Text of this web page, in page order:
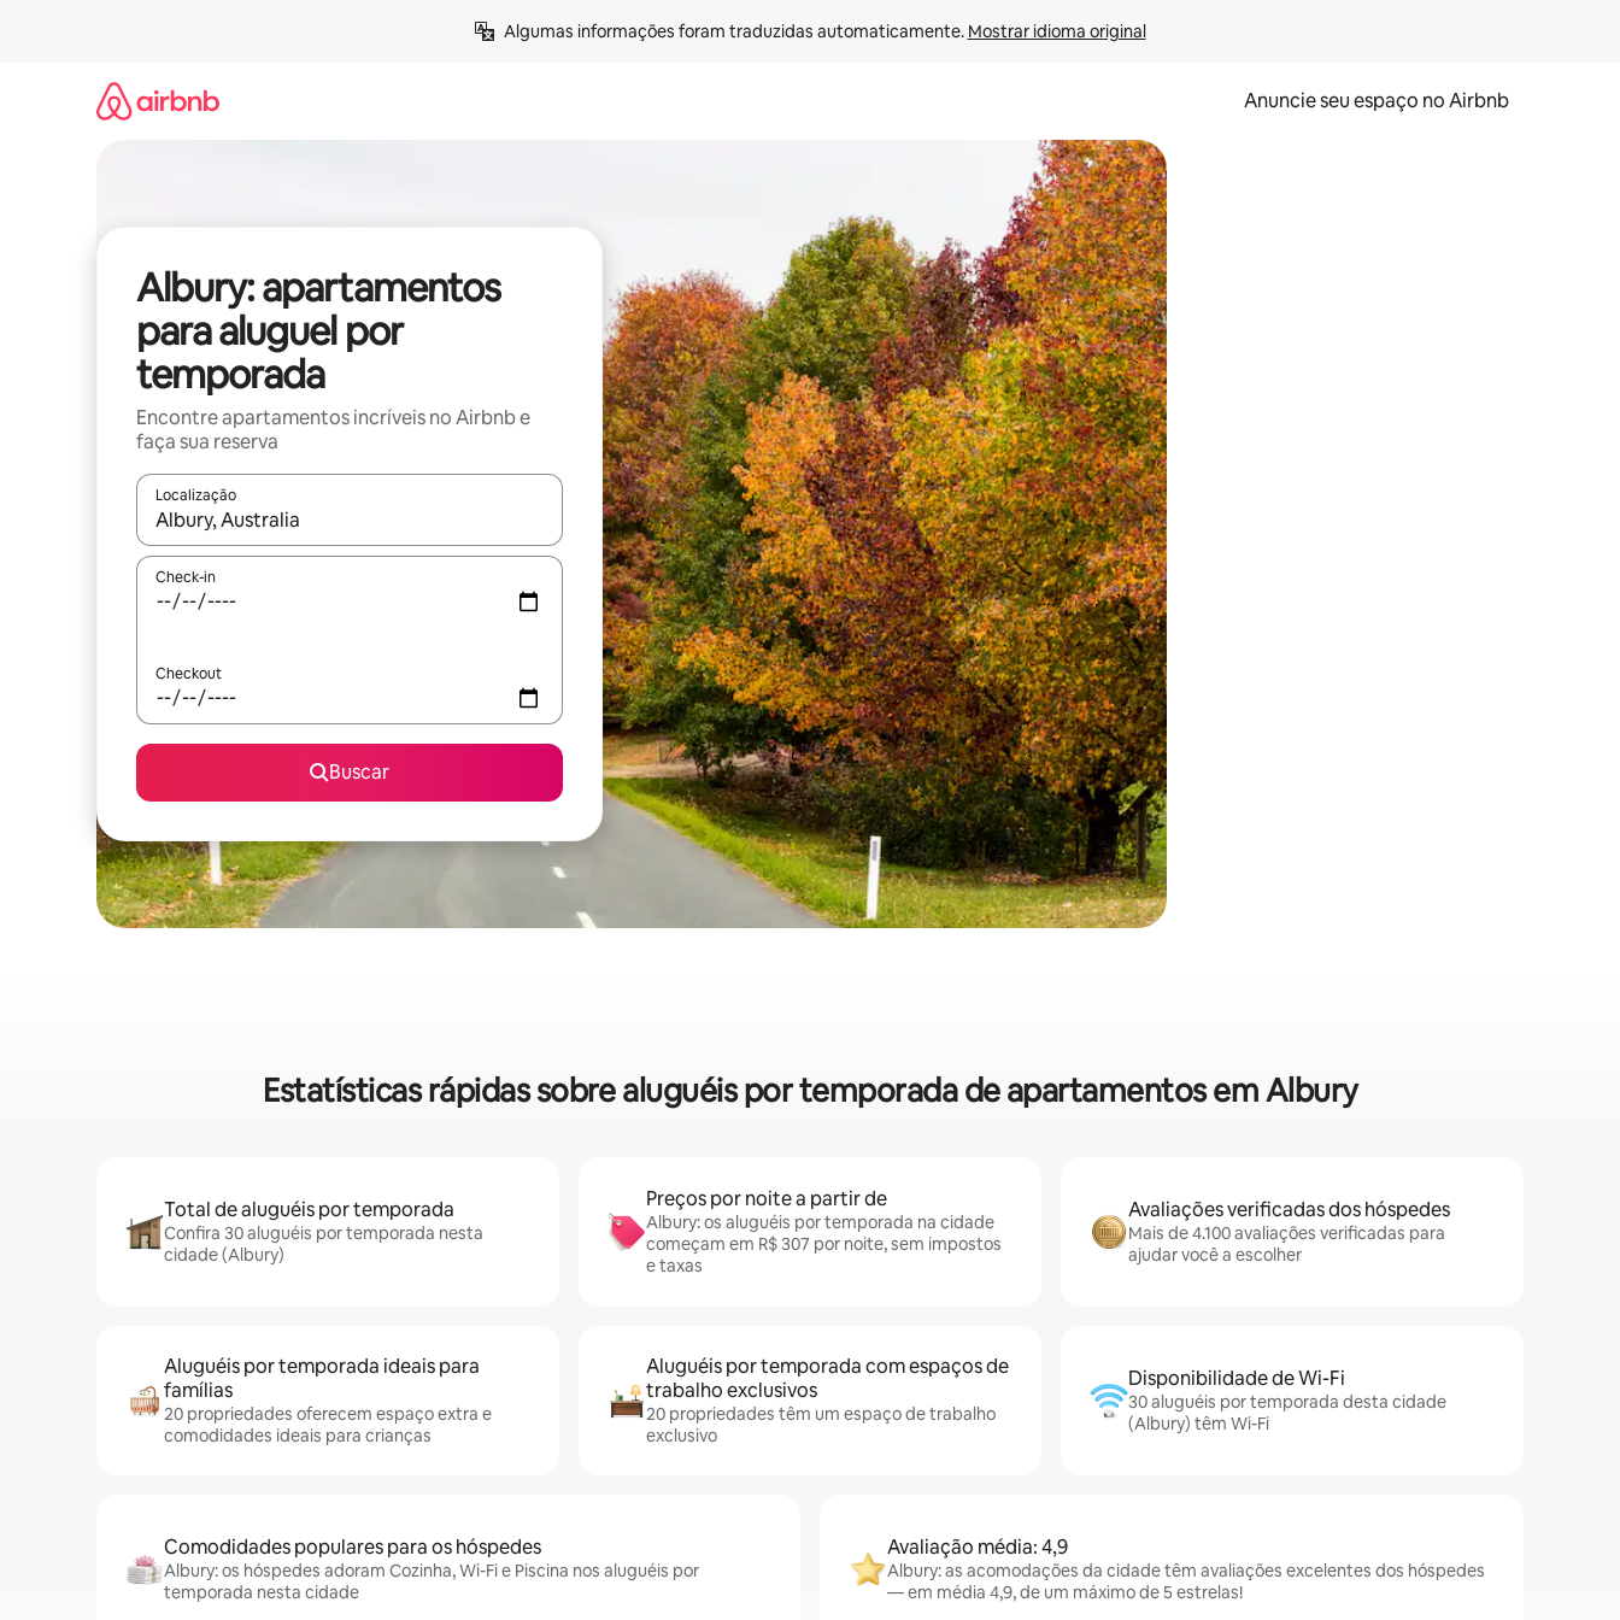
Algumas informações foram traduzidas automaticamente. Mostrar idioma original
Anuncie seu espaço no Airbnb
Albury: apartamentos
para aluguel por
temporada
Encontre apartamentos incríveis no Airbnb e
faça sua reserva
Localização
Quando os resultados estiverem disponíveis, explore-os usando as seta para cima e para baixo do teclado ou tocando e deslizando o dedo na tela.
Check-in
Checkout
Buscar
Estatísticas rápidas sobre aluguéis por temporada de apartamentos em Albury
Total de aluguéis por temporada
Confira 30 aluguéis por temporada nesta
cidade (Albury)
Preços por noite a partir de
Albury: os aluguéis por temporada na cidade
começam em R$ 307 por noite, sem impostos
e taxas
Avaliações verificadas dos hóspedes
Mais de 4.100 avaliações verificadas para
ajudar você a escolher
Aluguéis por temporada ideais para
famílias
20 propriedades oferecem espaço extra e
comodidades ideais para crianças
Aluguéis por temporada com espaços de
trabalho exclusivos
20 propriedades têm um espaço de trabalho
exclusivo
Disponibilidade de Wi-Fi
30 aluguéis por temporada desta cidade
(Albury) têm Wi-Fi
Comodidades populares para os hóspedes
Albury: os hóspedes adoram Cozinha, Wi-Fi e Piscina nos aluguéis por
temporada nesta cidade
Avaliação média: 4,9
Albury: as acomodações da cidade têm avaliações excelentes dos hóspedes
— em média 4,9, de um máximo de 5 estrelas!